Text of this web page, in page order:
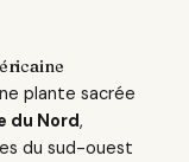
plante sacrée
du Nord,
du sud-ouest